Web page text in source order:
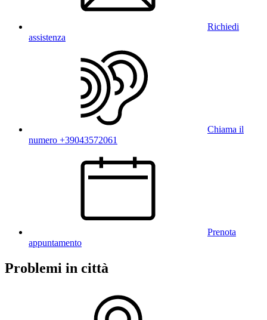
Richiedi
assistenza
Chiama il
numero +39043572061
Prenota
appuntamento
Problemi in città